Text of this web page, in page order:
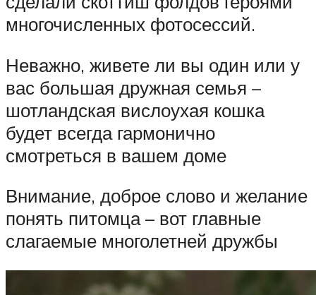
многочисленных фотосессий.
Неважно, живете ли вы один или у
вас большая дружная семья –
шотландская вислоухая кошка
будет всегда гармонично
смотреться в вашем доме
Внимание, доброе слово и желание
понять питомца – вот главные
слагаемые многолетней дружбы